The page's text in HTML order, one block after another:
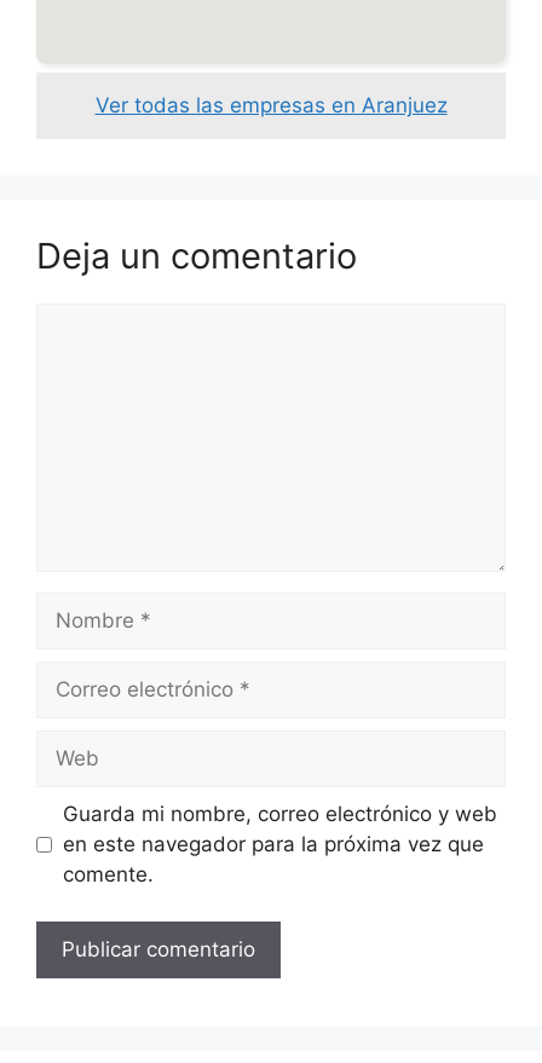
Ver todas las empresas en Aranjuez
Deja un comentario
Nombre
Correo
Web
Guarda mi nombre, correo electrónico y web
en este navegador para la próxima vez que
comente.